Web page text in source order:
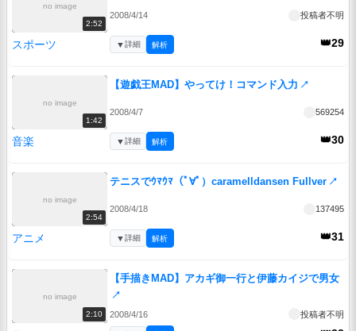
no image
2:52
2008/4/14 投稿者不明
スポーツ 👑29
▼詳細 解析
no image
1:42
【遊戯王MAD】やってけ！コマンド入力 ↗
2008/4/7 569254
音楽 👑30
▼詳細 解析
no image
2:54
テニスでｳﾏｳﾏ（ﾟ∀ﾟ）caramelldansen Fullver ↗
2008/4/18 137495
アニメ 👑31
▼詳細 解析
no image
2:10
【手描きMAD】アカギ御一行と伊藤カイジで男女
↗
2008/4/16 投稿者不明